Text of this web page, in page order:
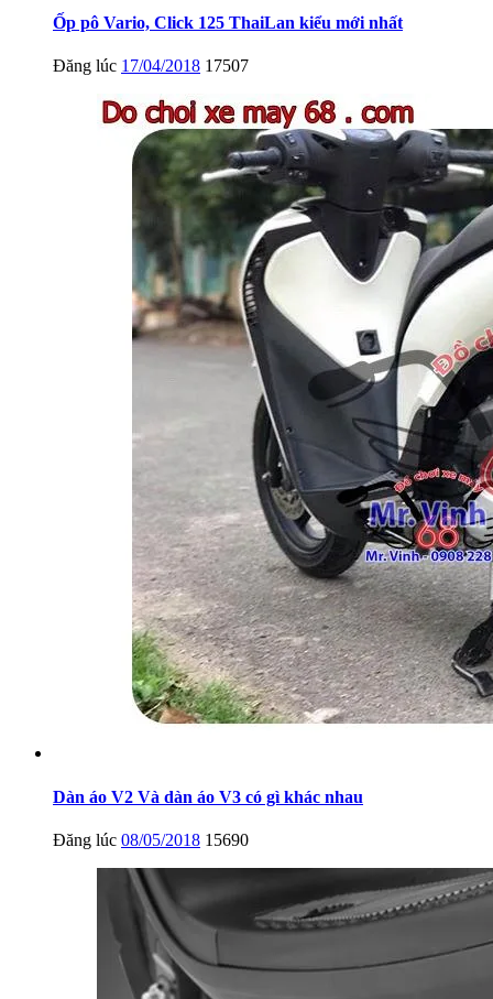
Ốp pô Vario, Click 125 ThaiLan kiểu mới nhất
Đăng lúc 17/04/2018 17507
Dàn áo V2 Và dàn áo V3 có gì khác nhau
Đăng lúc 08/05/2018 15690